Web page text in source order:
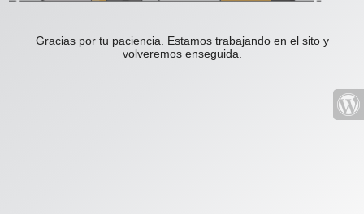
Gracias por tu paciencia. Estamos trabajando en el sito y
volveremos enseguida.